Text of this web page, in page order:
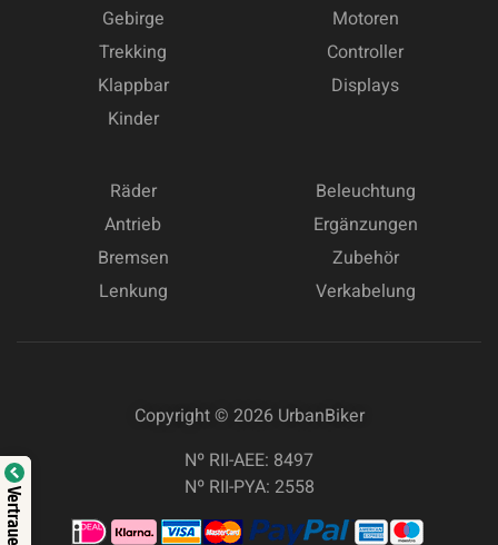
Gebirge
Trekking
Klappbar
Kinder
Motoren
Controller
Displays
Räder
Antrieb
Bremsen
Lenkung
Beleuchtung
Ergänzungen
Zubehör
Verkabelung
Copyright © 2026 UrbanBiker
Nº RII-AEE: 8497
Nº RII-PYA: 2558